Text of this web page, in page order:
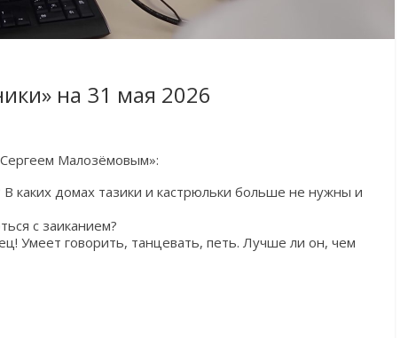
на 31 мая 2026
Малозёмовым»:
каких домах тазики и кастрюльки больше не нужны и
с заиканием?
Умеет говорить, танцевать, петь. Лучше ли он, чем